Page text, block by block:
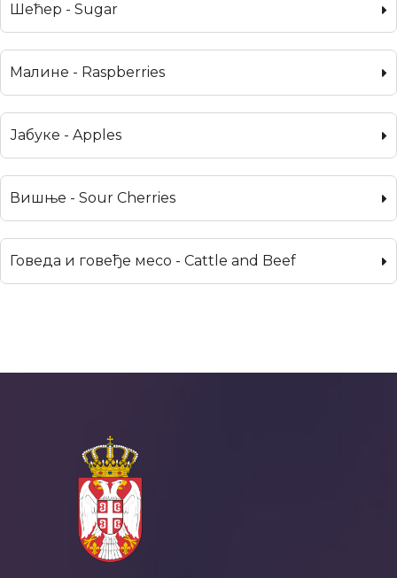
Шећер - Sugar
Малине - Raspberries
Јабуке - Apples
Вишње - Sour Cherries
Говеда и говеђе месо - Cattle and Beef